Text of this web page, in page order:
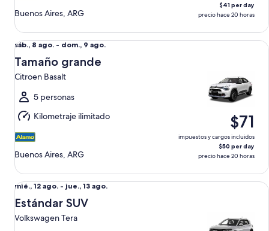
Buenos Aires, ARG
$41 per day
precio hace 20 horas
Del
sáb.,
8
ago.
al
dom.,
9
ago.
sáb., 8 ago. - dom., 9 ago.
Tamaño grande
Citroen Basalt
5 personas
Kilometraje ilimitado
Buenos Aires, ARG
$71
impuestos y cargos incluidos
$50 per day
precio hace 20 horas
Tamaño grande Citroen Basalt
Del
mié.,
12
ago.
mié., 12 ago. - jue., 13 ago.
Estándar SUV
Volkswagen Tera
Estándar SUV Volkswagen Tera